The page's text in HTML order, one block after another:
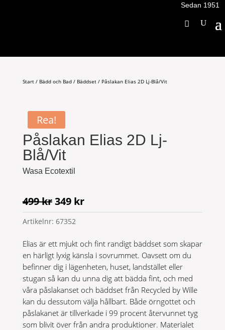
Sedan 1951
Start/ Bädd och Bad/ Bäddset/ Påslakan Elias 2D Lj-Blå/Vit
Rea!
Påslakan Elias 2D Lj-
Blå/Vit
Wasa Ecotextil
499krDet
ursprungliga
priset
499 kr.
349 krDet
nuvarande
349 kr.
Artikelnr: 67352
Elias är ett mjukt och fint randigt bäddset som skapar
en härligt lyxig känsla i sovrummet. Oavsett om du
befinner dig i lägenheten, huset, landstället eller
stugan så kan du unna dig att bädda fint, och med
våra påslakanset och bäddset från Recycled by Wille
kan du dessutom välja hållbart. Både örngottet och
påslakanet är tillverkade i 99 procent återvunnet tyg
som blivit över från andra produktioner. Materialet